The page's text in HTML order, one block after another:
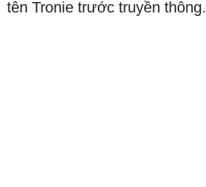
tên Tronie trước truyền thông.